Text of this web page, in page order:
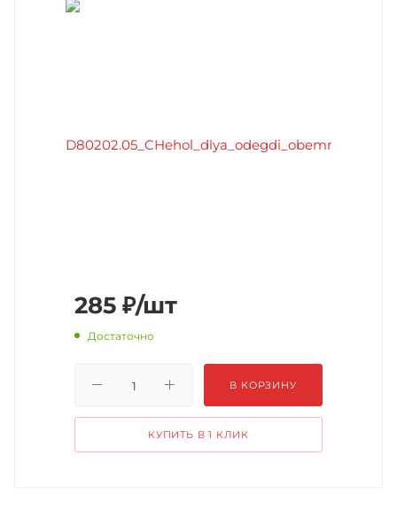
285 ₽/шт
Достаточно
В КОРЗИНУ
КУПИТЬ В 1 КЛИК